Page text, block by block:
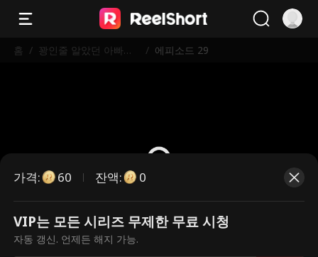
홈 / 꽝인줄 알았던 아빠가
/ 에피소드 29
유료 에피소드입니다. 시청하시려면
잠금을 해제해 주세요.
가격: 60 잔액: 0
VIP는 모든 시리즈 무제한 무료 시청
자동 갱신. 언제든 해지 가능.